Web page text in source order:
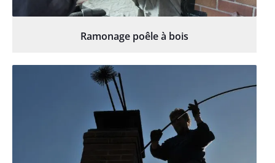
Ramonage poêle à bois